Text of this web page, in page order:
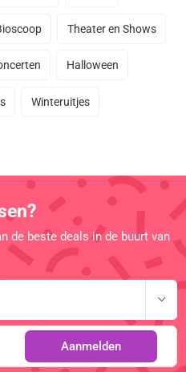
Theater en Shows
Halloween
Winteruitjes
de beste deals in de buurt van
Aanmelden